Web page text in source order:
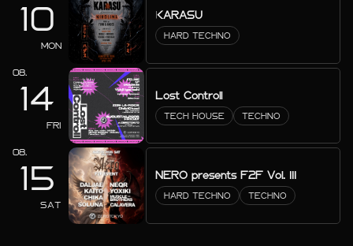
10
MON
KARASU
HARD TECHNO
08.
14
FRI
Lost Controll
TECH HOUSE TECHNO
08.
15
SAT
NERO presents F2F Vol. III
HARD TECHNO TECHNO